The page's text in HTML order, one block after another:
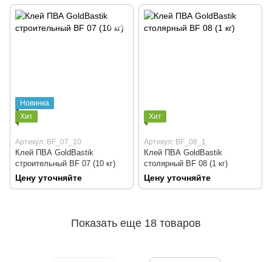
Новинка
Хит
Артикул: BF_07_10
Клей ПВА GoldBastik
строительный BF 07 (10 кг)
Цену уточняйте
Хит
Артикул: BF_08_1
Клей ПВА GoldBastik
столярный BF 08 (1 кг)
Цену уточняйте
Показать еще 18 товаров